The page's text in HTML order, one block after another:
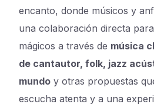
encanto, donde músicos y
una colaboración directa
mágicos a través de música
de cantautor, folk, jazz
mundo y otras propuestas
escucha atenta y a una